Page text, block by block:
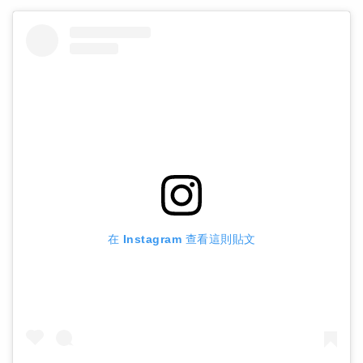
在 Instagram 查看這則貼文